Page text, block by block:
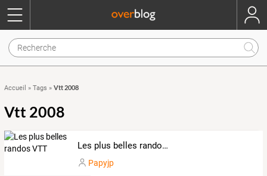
Accueil » Tags » Vtt 2008
Vtt 2008
Les plus belles randos VTT
Papyjp